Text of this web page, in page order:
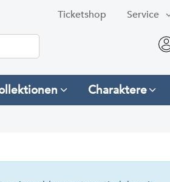
Service
Ticketshop
Charaktere